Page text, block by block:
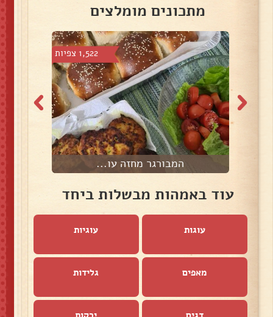
מתכונים מומלצים
1,522 צפיות
המבורגר מחזה עו...
עוד באמהות מבשלות ביחד
עוגות עוגיות
מאפים גלידות